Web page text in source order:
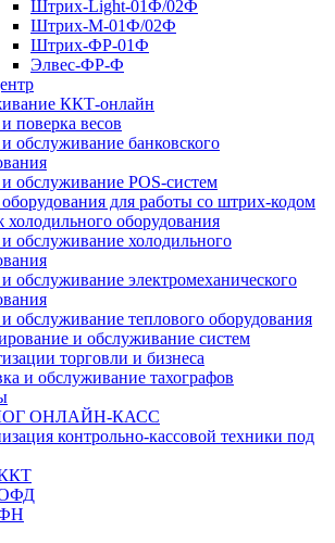
Штрих-Light-01Ф/02Ф
Штрих-М-01Ф/02Ф
Штрих-ФР-01Ф
Элвес-ФР-Ф
ККТ-онлайн
поверка весов
обслуживание банковского
обслуживание POS-систем
для работы со штрих-кодом
оборудования
обслуживание холодильного
обслуживание электромеханического
обслуживание теплового оборудования
и обслуживание систем
торговли и бизнеса
и обслуживание тахографов
ОНЛАЙН-КАСС
контрольно-кассовой техники под
ККТ
ОФД
ФН